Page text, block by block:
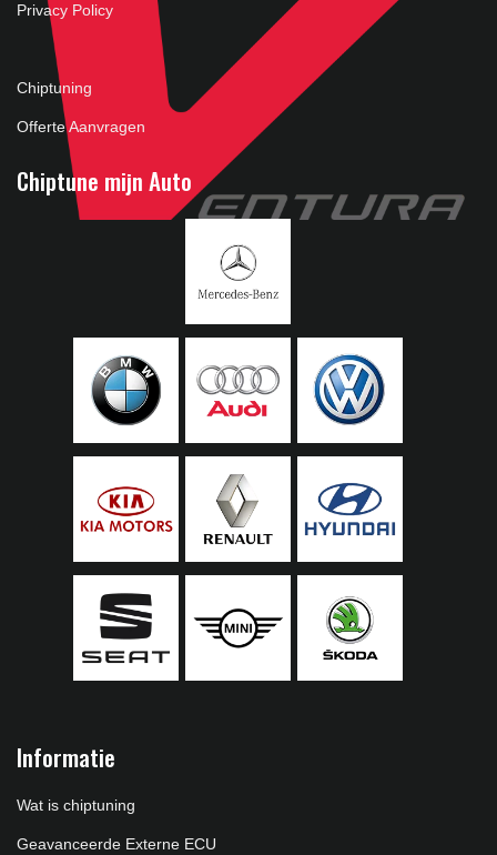
Privacy Policy
Chiptuning
Offerte Aanvragen
Chiptune mijn Auto
Informatie
Wat is chiptuning
Geavanceerde Externe ECU